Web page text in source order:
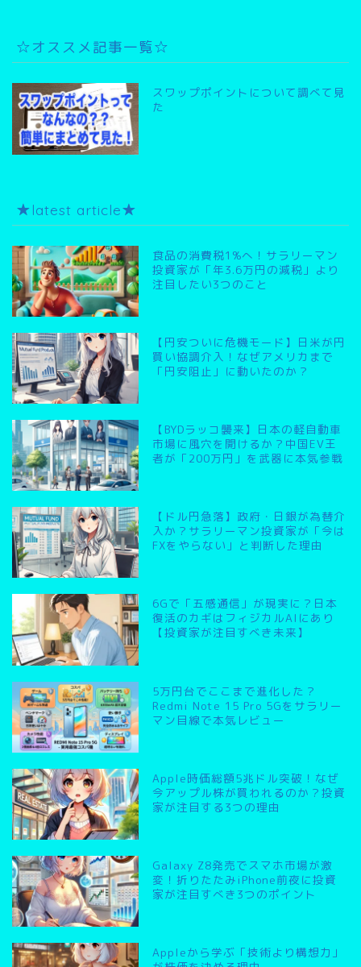
☆オススメ記事一覧☆
スワップポイントについて調べて見
た
★latest article★
食品の消費税1%へ！サラリーマン
投資家が「年3.6万円の減税」より
注目したい3つのこと
【円安ついに危機モード】日米が円
買い協調介入！なぜアメリカまで
「円安阻止」に動いたのか？
【BYDラッコ襲来】日本の軽自動車
市場に風穴を開けるか？中国EV王
者が「200万円」を武器に本気参戦
【ドル円急落】政府・日銀が為替介
入か？サラリーマン投資家が「今は
FXをやらない」と判断した理由
6Gで「五感通信」が現実に？日本
復活のカギはフィジカルAIにあり
【投資家が注目すべき未来】
5万円台でここまで進化した？
Redmi Note 15 Pro 5Gをサラリー
マン目線で本気レビュー
Apple時価総額5兆ドル突破！なぜ
今アップル株が買われるのか？投資
家が注目する3つの理由
Galaxy Z8発売でスマホ市場が激
変！折りたたみiPhone前夜に投資
家が注目すべき3つのポイント
Appleから学ぶ「技術より構想力」